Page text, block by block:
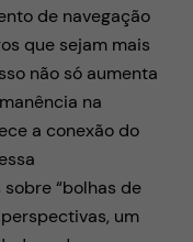
de navegação
que sejam mais
não só aumenta
na
a conexão do
“bolhas de
um